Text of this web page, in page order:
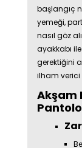
başlangıç
yemeği,
nasıl göz
ayakkabı
gerektiğini
ilham verici
Akşam